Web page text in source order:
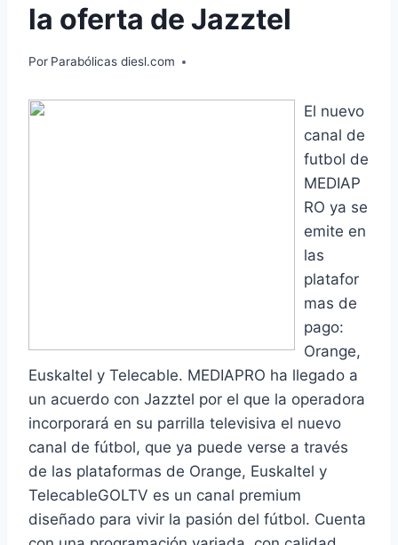
la oferta de Jazztel
Por Parabólicas diesl.com
El nuevo
canal de
futbol de
MEDIAP
RO ya se
emite en
las
platafor
mas de
pago:
Orange,
Euskaltel y Telecable. MEDIAPRO ha llegado a
un acuerdo con Jazztel por el que la operadora
incorporará en su parrilla televisiva el nuevo
canal de fútbol, que ya puede verse a través
de las plataformas de Orange, Euskaltel y
TelecableGOLTV es un canal premium
diseñado para vivir la pasión del fútbol. Cuenta